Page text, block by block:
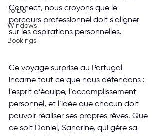
To Do
Windows
Bookings
Connect, nous croyons que le
parcours professionnel doit s'aligner
sur les aspirations personnelles.
Ce voyage surprise au Portugal
incarne tout ce que nous défendons :
l’esprit d’équipe, l’accomplissement
personnel, et l’idée que chacun doit
pouvoir réaliser ses propres rêves. Que
ce soit Daniel, Sandrine, qui gère sa